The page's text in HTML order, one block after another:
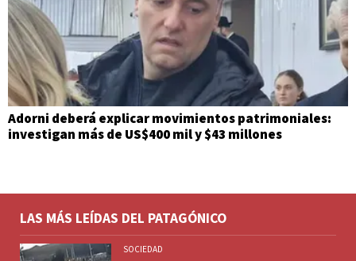
Adorni deberá explicar movimientos patrimoniales:
investigan más de US$400 mil y $43 millones
LAS MÁS LEÍDAS DEL PATAGÓNICO
SOCIEDAD